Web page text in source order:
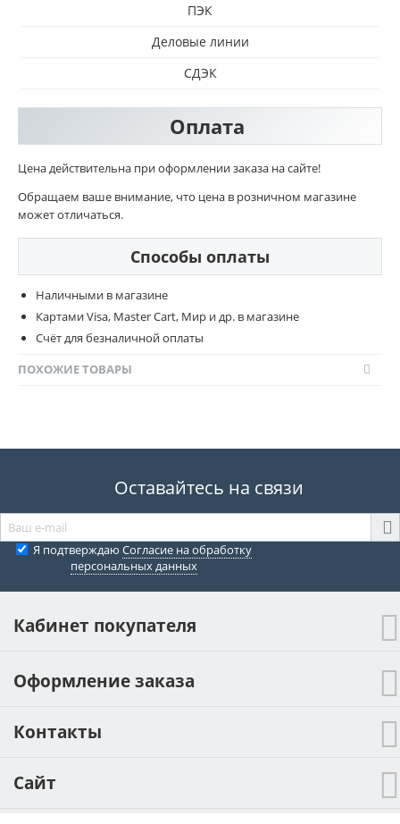
ПЭК
Деловые линии
СДЭК
Оплата
Цена действительна при оформлении заказа на сайте!
Обращаем ваше внимание, что цена в розничном магазине
может отличаться.
Способы оплаты
Наличными в магазине
Картами Visa, Master Cart, Мир и др. в магазине
Счёт для безналичной оплаты
ПОХОЖИЕ ТОВАРЫ
Оставайтесь на связи
Я подтверждаю Согласие на обработку
персональных данных
Кабинет покупателя
Оформление заказа
Контакты
Сайт